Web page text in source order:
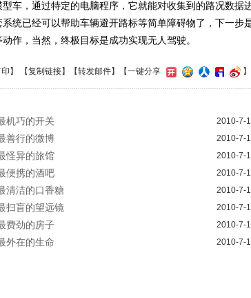
车，通过特定的电脑程序，它就能对收集到的路况数据
统已经可以帮助车辆避开路标等简单障碍物了，下一步
作，当然，终极目标是成功实现无人驾驶。
】 【复制链接】【转发邮件】 【一键分享 】
机巧的开关
2010-7-
善行的微博 2010-7-
怪异的旅馆 2010-7-
便携的酒吧 2010-7-
清洁的口香糖 2010-7-
扫盲的望远镜 2010-7-
费劲的房子 2010-7-
外在的生命 2010-7-